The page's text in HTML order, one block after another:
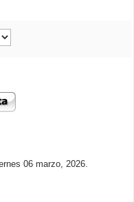
06 marzo, 2026.